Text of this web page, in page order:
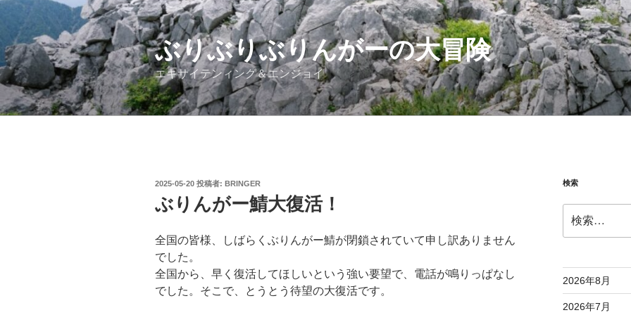
コ
ン
ツ
ス
ぶりぶりぶりんがーの大冒険
エキサイテンィング＆エンジョイ
投
日:
2025-05-20 投稿者: BRINGER
ぶりんがー鯖大復活！
全国の皆様、しばらくぶりんがー鯖が閉鎖されていて申し訳ありません
でした。
全国から、早く復活してほしいという強い要望で、電話が鳴りっぱなし
でした。そこで、とうとう待望の大復活です。
検索
索:
2026年8月
2026年7月